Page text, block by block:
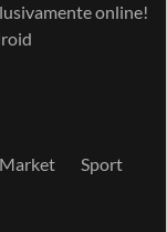
online!
Sport